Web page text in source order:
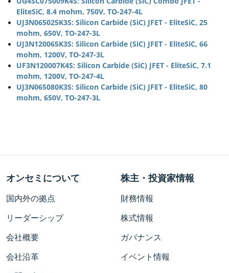
EliteSiC, 8.4 mohm, 750V, TO-247-4L
UJ3N065025K3S: Silicon Carbide (SiC) JFET - EliteSiC, 25
mohm, 650V, TO-247-3L
UJ3N120065K3S: Silicon Carbide (SiC) JFET - EliteSiC, 66
mohm, 1200V, TO-247-3L
UF3N120007K4S: Silicon Carbide (SiC) JFET - EliteSiC, 7.1
mohm, 1200V, TO-247-4L
UJ3N065080K3S: Silicon Carbide (SiC) JFET - EliteSiC, 80
mohm, 650V, TO-247-3L
オンセミについて
国内外の拠点
リーダーシップ
会社概要
会社沿革
株主・投資家情報
財務情報
株式情報
ガバナンス
イベント情報